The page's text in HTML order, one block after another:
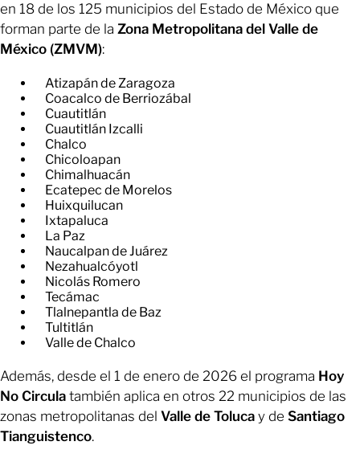
en 18 de los 125 municipios del Estado de México que
forman parte de la Zona Metropolitana del Valle de
México (ZMVM):
Atizapán de Zaragoza
Coacalco de Berriozábal
Cuautitlán
Cuautitlán Izcalli
Chalco
Chicoloapan
Chimalhuacán
Ecatepec de Morelos
Huixquilucan
Ixtapaluca
La Paz
Naucalpan de Juárez
Nezahualcóyotl
Nicolás Romero
Tecámac
Tlalnepantla de Baz
Tultitlán
Valle de Chalco
Además, desde el 1 de enero de 2026 el programa Hoy
No Circula también aplica en otros 22 municipios de las
zonas metropolitanas del Valle de Toluca y de Santiago
Tianguistenco.